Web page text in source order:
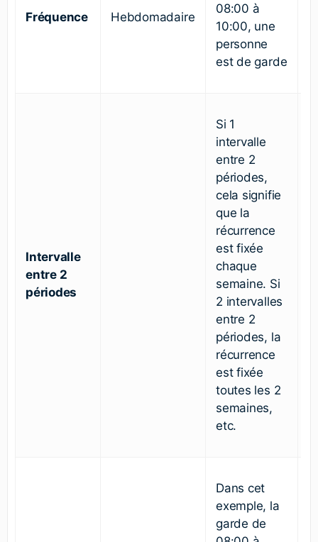
Fréquence Hebdomadaire
08:00 à
10:00, une
personne
est de garde
Intervalle
entre 2
périodes
Si 1
intervalle
entre 2
périodes,
cela signifie
que la
récurrence
est fixée
chaque
semaine. Si
2 intervalles
entre 2
périodes, la
récurrence
est fixée
toutes les 2
semaines,
etc.
Dans cet
exemple, la
garde de